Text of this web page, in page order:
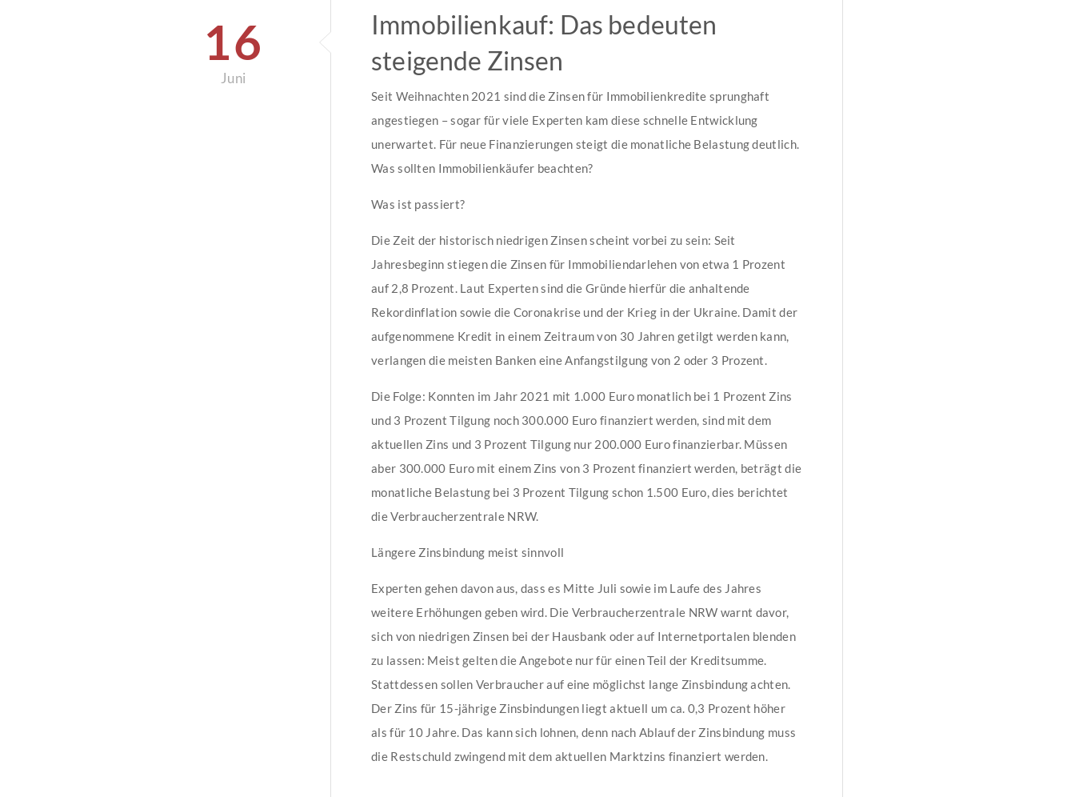
16
Juni
Immobilienkauf: Das bedeuten
steigende Zinsen
Seit Weihnachten 2021 sind die Zinsen für Immobilienkredite sprunghaft
angestiegen – sogar für viele Experten kam diese schnelle Entwicklung
unerwartet. Für neue Finanzierungen steigt die monatliche Belastung deutlich.
Was sollten Immobilienkäufer beachten?
Was ist passiert?
Die Zeit der historisch niedrigen Zinsen scheint vorbei zu sein: Seit
Jahresbeginn stiegen die Zinsen für Immobiliendarlehen von etwa 1 Prozent
auf 2,8 Prozent. Laut Experten sind die Gründe hierfür die anhaltende
Rekordinflation sowie die Coronakrise und der Krieg in der Ukraine. Damit der
aufgenommene Kredit in einem Zeitraum von 30 Jahren getilgt werden kann,
verlangen die meisten Banken eine Anfangstilgung von 2 oder 3 Prozent.
Die Folge: Konnten im Jahr 2021 mit 1.000 Euro monatlich bei 1 Prozent Zins
und 3 Prozent Tilgung noch 300.000 Euro finanziert werden, sind mit dem
aktuellen Zins und 3 Prozent Tilgung nur 200.000 Euro finanzierbar. Müssen
aber 300.000 Euro mit einem Zins von 3 Prozent finanziert werden, beträgt die
monatliche Belastung bei 3 Prozent Tilgung schon 1.500 Euro, dies berichtet
die Verbraucherzentrale NRW.
Längere Zinsbindung meist sinnvoll
Experten gehen davon aus, dass es Mitte Juli sowie im Laufe des Jahres
weitere Erhöhungen geben wird. Die Verbraucherzentrale NRW warnt davor,
sich von niedrigen Zinsen bei der Hausbank oder auf Internetportalen blenden
zu lassen: Meist gelten die Angebote nur für einen Teil der Kreditsumme.
Stattdessen sollen Verbraucher auf eine möglichst lange Zinsbindung achten.
Der Zins für 15-jährige Zinsbindungen liegt aktuell um ca. 0,3 Prozent höher
als für 10 Jahre. Das kann sich lohnen, denn nach Ablauf der Zinsbindung muss
die Restschuld zwingend mit dem aktuellen Marktzins finanziert werden.